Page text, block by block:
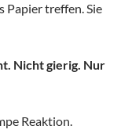
Papier treffen. Sie
Nicht gierig. Nur
Reaktion.